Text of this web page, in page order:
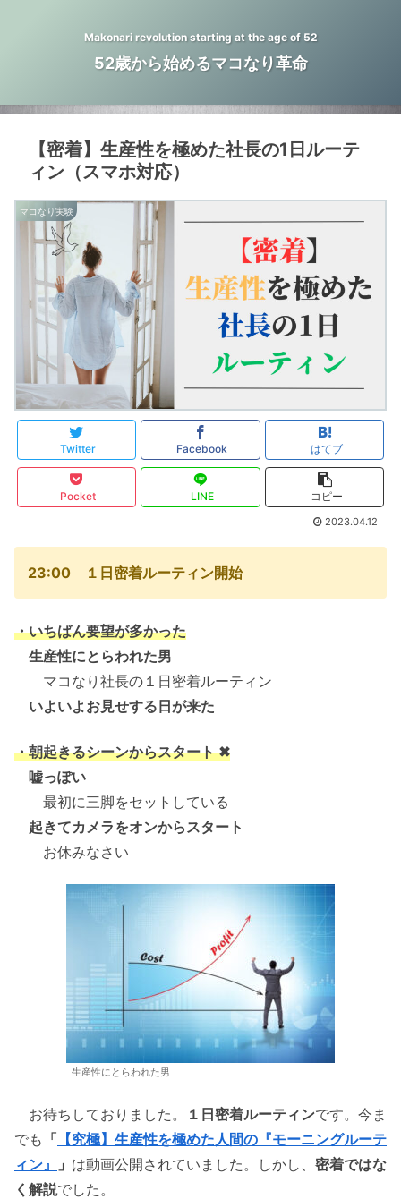
Makonari revolution starting at the age of 52
52歳から始めるマコなり革命
【密着】生産性を極めた社長の1日ルーテ
ィン（スマホ対応）
マコなり実験
Twitter Facebook はてブ
Pocket LINE コピー
2023.04.12
23:00 １日密着ルーティン開始
・いちばん要望が多かった
生産性にとらわれた男
マコなり社長の１日密着ルーティン
いよいよお見せする日が来た
・朝起きるシーンからスタート ✖
嘘っぽい
最初に三脚をセットしている
起きてカメラをオンからスタート
お休みなさい
生産性にとらわれた男
お待ちしておりました。 １日密着ルーティンです。今ま
でも 「 【究極】生産性を極めた人間の『モーニングルーテ
ィン』
」 は動画公開されていました。しかし、 密着ではな
く解説でした。